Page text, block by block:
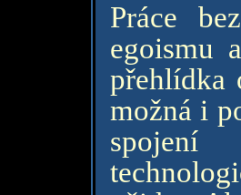
Práce
egoismu
přehlídka
možná i